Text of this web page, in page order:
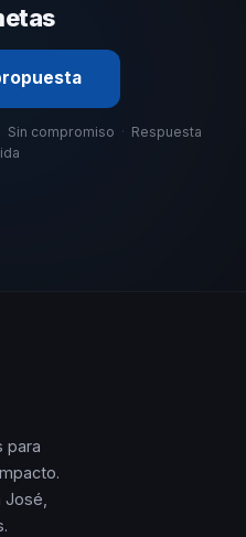
Sin compromiso · Respuesta
para